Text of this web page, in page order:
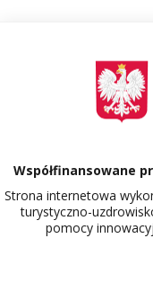
Współfinansowane
Strona internetowa
turystyczno-
pomocy